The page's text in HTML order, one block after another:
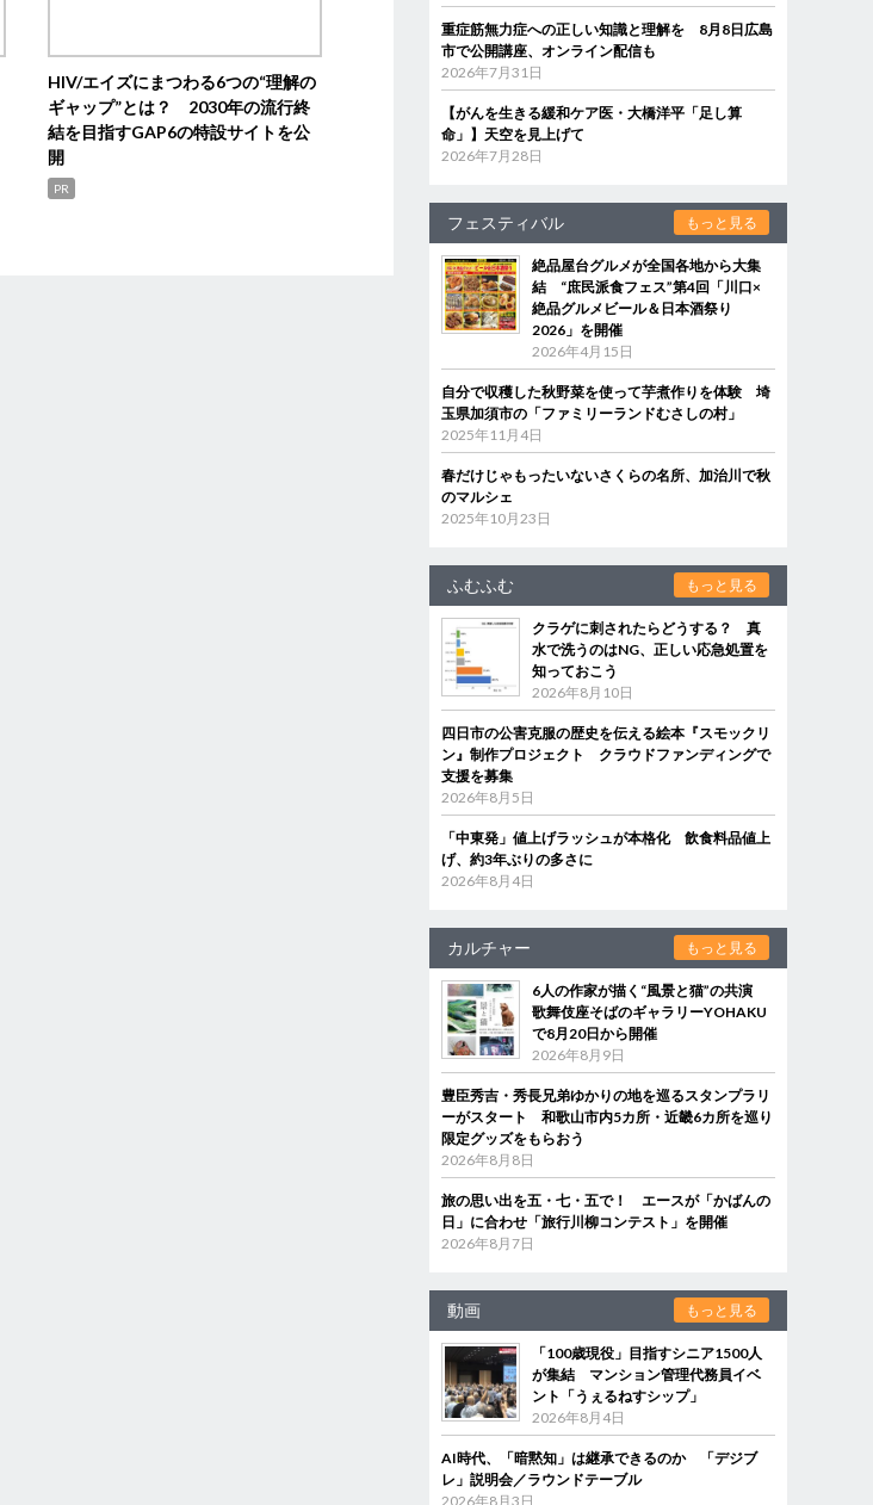
HIV/エイズにまつわる6つの“理解の
ギャップ”とは？ 2030年の流行終
結を目指すGAP6の特設サイトを公
開
PR
重症筋無力症への正しい知識と理解を 8月8日広島
市で公開講座、オンライン配信も
2026年7月31日
【がんを生きる緩和ケア医・大橋洋平「足し算
命」】天空を見上げて
2026年7月28日
フェスティバル もっと見る
絶品屋台グルメが全国各地から大集
結 “庶民派食フェス”第4回「川口×
絶品グルメビール＆日本酒祭り
2026」を開催
2026年4月15日
自分で収穫した秋野菜を使って芋煮作りを体験 埼
玉県加須市の「ファミリーランドむさしの村」
2025年11月4日
春だけじゃもったいないさくらの名所、加治川で秋
のマルシェ
2025年10月23日
ふむふむ もっと見る
クラゲに刺されたらどうする？ 真
水で洗うのはNG、正しい応急処置を
知っておこう
2026年8月10日
四日市の公害克服の歴史を伝える絵本『スモックリ
ン』制作プロジェクト クラウドファンディングで
支援を募集
2026年8月5日
「中東発」値上げラッシュが本格化 飲食料品値上
げ、約3年ぶりの多さに
2026年8月4日
カルチャー もっと見る
6人の作家が描く“風景と猫”の共演
歌舞伎座そばのギャラリーYOHAKU
で8月20日から開催
2026年8月9日
豊臣秀吉・秀長兄弟ゆかりの地を巡るスタンプラリ
ーがスタート 和歌山市内5カ所・近畿6カ所を巡り
限定グッズをもらおう
2026年8月8日
旅の思い出を五・七・五で！ エースが「かばんの
日」に合わせ「旅行川柳コンテスト」を開催
2026年8月7日
動画 もっと見る
「100歳現役」目指すシニア1500人
が集結 マンション管理代務員イベ
ント「うぇるねすシップ」
2026年8月4日
AI時代、「暗黙知」は継承できるのか 「デジブ
レ」説明会／ラウンドテーブル
2026年8月3日